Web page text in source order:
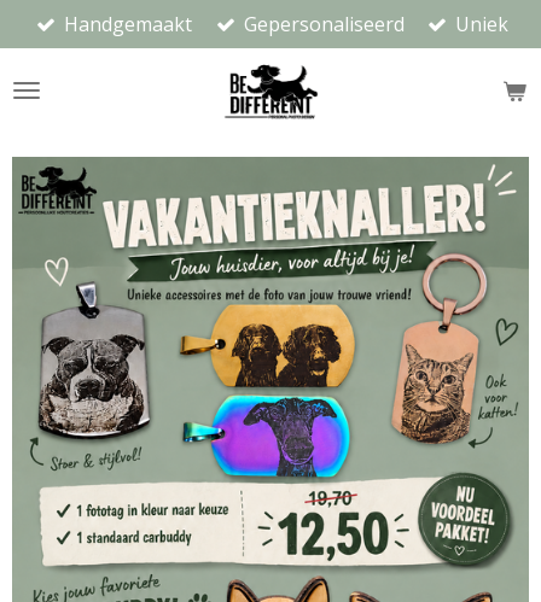
direct
naar
Handgemaakt Gepersonaliseerd Uniek